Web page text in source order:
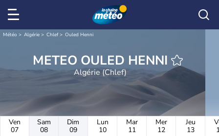
Météo Algérie Chlef Ouled Henni
METEO OULED HENNI
Algérie (Chlef)
Ven
07
Sam
08
Dim
09
Lun
10
Mar
11
Mer
12
Jeu
13